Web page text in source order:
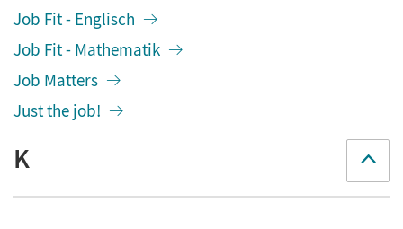
Job Fit - Englisch
Job Fit - Mathematik
Job Matters
Just the job!
K